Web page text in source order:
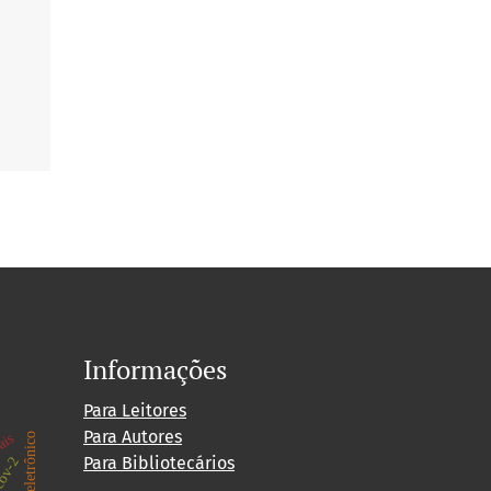
Informações
Para Leitores
Para Autores
Para Bibliotecários